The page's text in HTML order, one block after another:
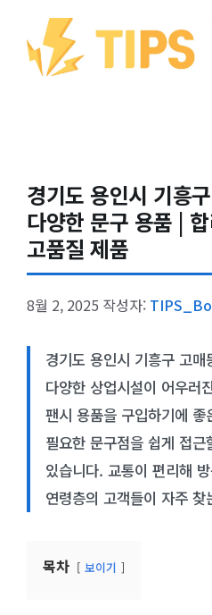
건너뛰기
경기도 용인시 기흥
다양한 문구 용품 |
고품질 제품
8월 2, 2025 작성자:
경기도 용인시 기흥구 고
다양한 상업시설이 어우러
팬시 용품을 구입하기에
필요한 문구점을 쉽게 접
있습니다. 교통이 편리해
연령층의 고객들이 자주 찾
목차 보이기